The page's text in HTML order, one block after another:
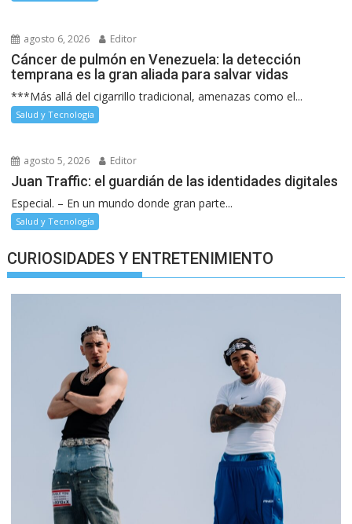
agosto 6, 2026 Editor
Cáncer de pulmón en Venezuela: la detección
temprana es la gran aliada para salvar vidas
***Más allá del cigarrillo tradicional, amenazas como el...
Salud y Tecnología
agosto 5, 2026 Editor
Juan Traffic: el guardián de las identidades digitales
Especial. – En un mundo donde gran parte...
Salud y Tecnología
CURIOSIDADES Y ENTRETENIMIENTO